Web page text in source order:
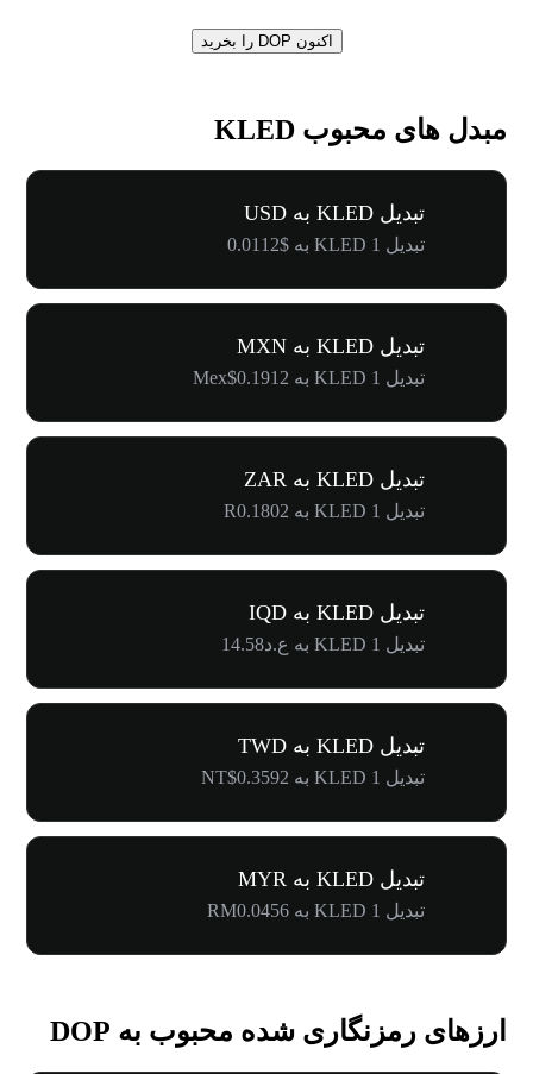
اکنون DOP را بخرید
مبدل های محبوب KLED
تبدیل KLED به USD
تبدیل 1 KLED به $0.0112
تبدیل KLED به MXN
تبدیل 1 KLED به Mex$0.1912
تبدیل KLED به ZAR
تبدیل 1 KLED به R0.1802
تبدیل KLED به IQD
تبدیل 1 KLED به ع.د14.58
تبدیل KLED به TWD
تبدیل 1 KLED به NT$0.3592
تبدیل KLED به MYR
تبدیل 1 KLED به RM0.0456
ارزهای رمزنگاری شده محبوب به DOP